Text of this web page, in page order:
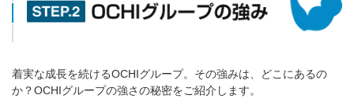
着実な成長を続けるOCHIグループ。その強みは、どこにあるの
か？OCHIグループの強さの秘密をご紹介します。